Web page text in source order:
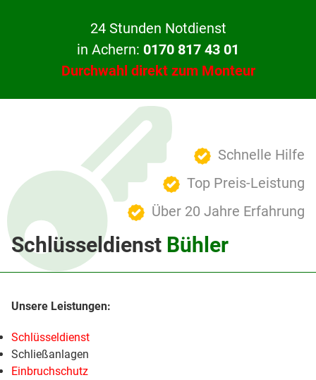
24 Stunden Notdienst
in Achern: 0170 817 43 01
Durchwahl direkt zum Monteur
Schnelle Hilfe
Top Preis-Leistung
Über 20 Jahre Erfahrung
Schlüsseldienst Bühler
Schlüsseldienst
Schließanlagen
Einbruchschutz